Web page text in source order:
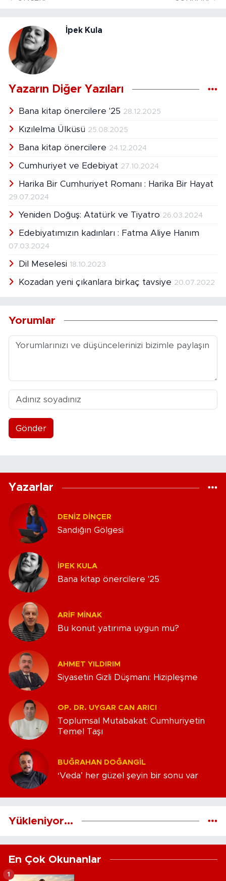
İpek Kula
Yazarın Diğer Yazıları
Bana kitap önercilere '25 28.12.2025
Kızılelma Ülküsü 25.08.2025
Bana kitap önercilere 24.12.2024
Cumhuriyet ve Edebiyat 27.10.2024
Harika Bir Cumhuriyet Romanı : Harika Bir Hayat
29.07.2024
Yeniden Doğuş: Atatürk ve Tiyatro 26.03.2024
Edebiyatımızın kadınları : Fatma Aliye Hanım
07.03.2024
Dil Meselesi 18.10.2023
Kozadan yeni çıkanlara birkaç tavsiye 20.07.2022
Yorumlar
Gönder
Yazarlar
DENIZ DINÇER
Sandığın Gölgesi
İPEK KULA
Bana kitap önercilere '25
ARIF MINAK
Bu konut yatırıma uygun mu?
AHMET YILDIRIM
Siyasetin Gizli Düşmanı: Hizipleşme
OP. DR. UYGAR CAN ARICI
Toplumsal Mutabakat: Cumhuriyetin
Temel Taşı
BUĞRAHAN DOĞANGIL
‘Veda’ her güzel şeyin bir sonu var
Yükleniyor...
En Çok Okunanlar
1